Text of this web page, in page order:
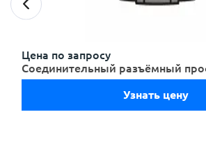
с
Защита от ультрафиолета:
Цена по запросу
Соединительный разъёмный
Узнать цену